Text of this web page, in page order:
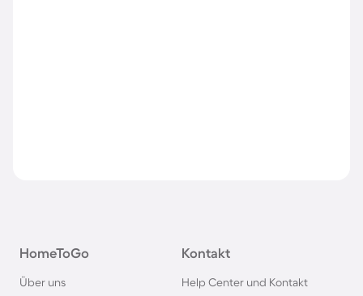
HomeToGo
Über uns
Kontakt
Help Center und Kontakt